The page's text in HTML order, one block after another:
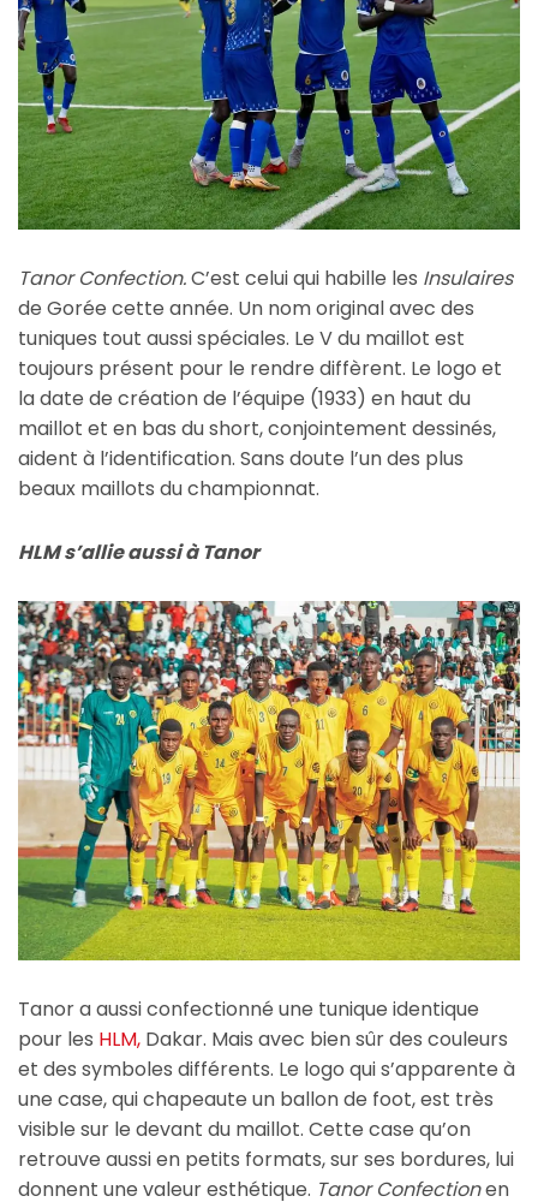
Tanor Confection.C’est celui qui habille les Insulaires
de Gorée cette année. Un nom original avec des
tuniques tout aussi spéciales. Le V du maillot est
toujours présent pour le rendre diffèrent. Le logo et
la date de création de l’équipe (1933) en haut du
maillot et en bas du short, conjointement dessinés,
aident à l’identification. Sans doute l’un des plus
beaux maillots du championnat.
HLM s’allie aussi à Tanor
Tanor a aussi confectionné une tunique identique
pour les HLM, Dakar. Mais avec bien sûr des couleurs
et des symboles différents. Le logo qui s’apparente à
une case, qui chapeaute un ballon de foot, est très
visible sur le devant du maillot. Cette case qu’on
retrouve aussi en petits formats, sur ses bordures, lui
donnent une valeur esthétique. Tanor Confectionen